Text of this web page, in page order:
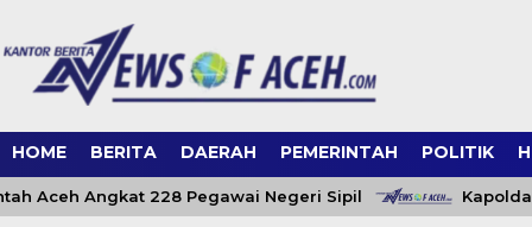
HOME BERITA DAERAH PEMERINTAH POLITIK
Aceh Angkat 228 Pegawai Negeri Sipil